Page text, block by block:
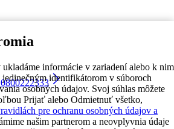
informácie v zariadení alebo k nim
identifikátorom v súboroch
osobných údajov. Svoj súhlas môžete
Prijať alebo Odmietnuť všetko,
pre ochranu osobných údajov a
našim partnerom a neovplyvnia údaje